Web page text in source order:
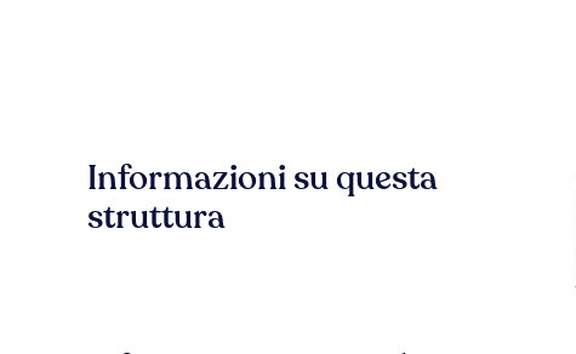
Informazioni su questa
struttura